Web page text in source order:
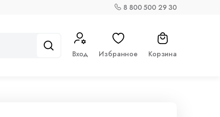
8 800 500 29 30
Вход Избранное Корзина